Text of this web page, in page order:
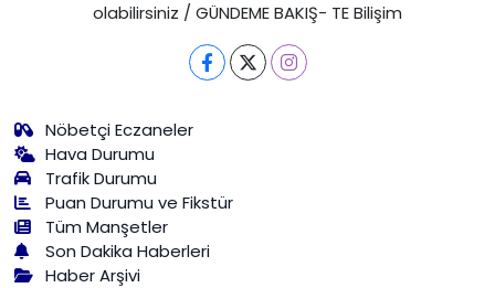
olabilirsiniz / GÜNDEME BAKIŞ- TE Bilişim
Nöbetçi Eczaneler
Hava Durumu
Trafik Durumu
Puan Durumu ve Fikstür
Tüm Manşetler
Son Dakika Haberleri
Haber Arşivi